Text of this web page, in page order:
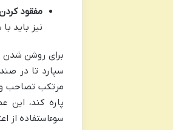
مفقود
نیز باید
برای روشن شدن
سپارد تا در
مرتکب تصاحب و
پاره کند،
سوءاستفاده از